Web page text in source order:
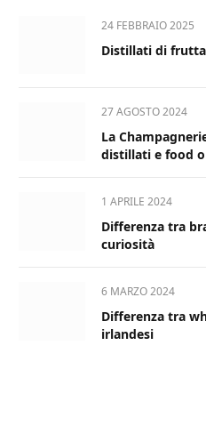
24 FEBBRAIO 2025
Distillati di
27 AGOSTO 2024
La
distillati e food
1 APRILE 2024
Differenza tra
curiosità
6 MARZO 2024
Differenza tra
irlandesi